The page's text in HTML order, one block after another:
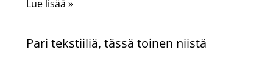
Lue lisää »
Pari tekstiiliä, tässä toinen niistä